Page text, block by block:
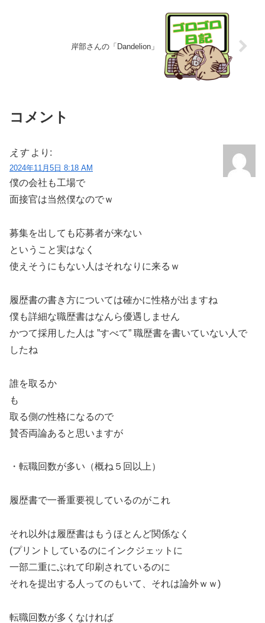
岸部さんの「Dandelion」
コメント
えす より:
2024年11月5日 8:18 AM
僕の会社も工場で
面接官は当然僕なのでｗ
募集を出しても応募者が来ない
ということ実はなく
使えそうにもない人はそれなりに来るｗ
履歴書の書き方については確かに性格が出ますね
僕も詳細な職歴書はなんら優遇しません
かつて採用した人は ”すべて” 職歴書を書いていない人で
したね
誰を取るか
も
取る側の性格になるので
賛否両論あると思いますが
・転職回数が多い（概ね５回以上）
履歴書で一番重要視しているのがこれ
それ以外は履歴書はもうほとんど関係なく
(プリントしているのにインクジェットに
一部二重にぶれて印刷されているのに
それを提出する人ってのもいて、それは論外ｗｗ)
転職回数が多くなければ